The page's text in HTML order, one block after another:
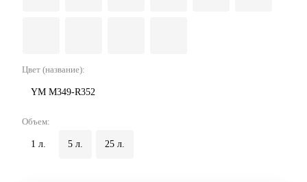
Цвет (название):
YM M349-R352
Объем:
1 л. 5 л. 25 л.